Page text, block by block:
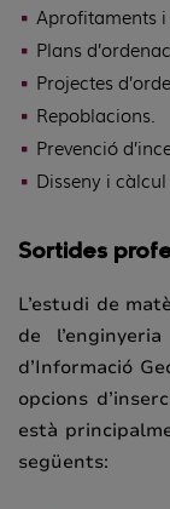
Aprofitaments
Plans
Projectes
Repoblacions.
Prevenció
Disseny i
Sortides
L’estudi de
de
d’Informació
opcions
està
següents: